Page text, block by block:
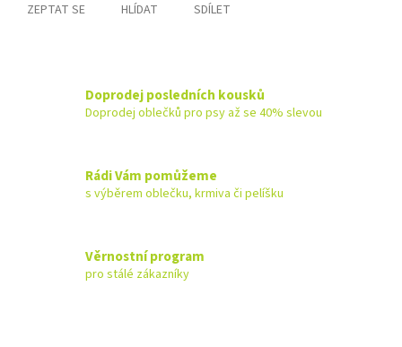
ZEPTAT SE HLÍDAT SDÍLET
Doprodej posledních kousků
Doprodej oblečků pro psy až se 40% slevou
Rádi Vám pomůžeme
s výběrem oblečku, krmiva či pelíšku
Věrnostní program
pro stálé zákazníky